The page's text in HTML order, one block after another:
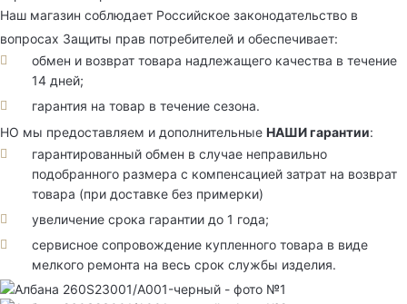
Наш магазин соблюдает Российское законодательство в
вопросах Защиты прав потребителей и обеспечивает:
обмен и возврат товара надлежащего качества в течение
14 дней;
гарантия на товар в течение сезона.
НО мы предоставляем и дополнительные НАШИ гарантии:
гарантированный обмен в случае неправильно
подобранного размера с компенсацией затрат на возврат
товара (при доставке без примерки)
увеличение срока гарантии до 1 года;
сервисное сопровождение купленного товара в виде
мелкого ремонта на весь срок службы изделия.